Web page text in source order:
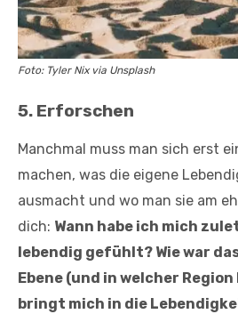
Foto: Tyler Nix via Unsplash
5. Erforschen
Manchmal muss man sich erst
machen, was die eigene
ausmacht und wo man sie am
dich: Wann habe ich mich
lebendig gefühlt? Wie war
Ebene (und in welcher Region
bringt mich in die